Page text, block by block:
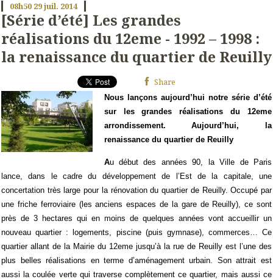
08h50 29juil. 2014
[Série d’été] Les grandes
réalisations du 12eme - 1992 – 1998 :
la renaissance du quartier de Reuilly
Share
Nous lançons aujourd’hui notre série d’été
sur les grandes réalisations du 12eme
arrondissement. Aujourd’hui, la
renaissance du quartier de Reuilly
Au début des années 90, la Ville de Paris
lance, dans le cadre du développement de l’Est de la capitale, une
concertation très large pour la rénovation du quartier de Reuilly. Occupé par
une friche ferroviaire (les anciens espaces de la gare de Reuilly), ce sont
près de 3 hectares qui en moins de quelques années vont accueillir un
nouveau quartier : logements, piscine (puis gymnase), commerces… Ce
quartier allant de la Mairie du 12eme jusqu’à la rue de Reuilly est l’une des
plus belles réalisations en terme d’aménagement urbain. Son attrait est
aussi la coulée verte qui traverse complètement ce quartier, mais aussi ce